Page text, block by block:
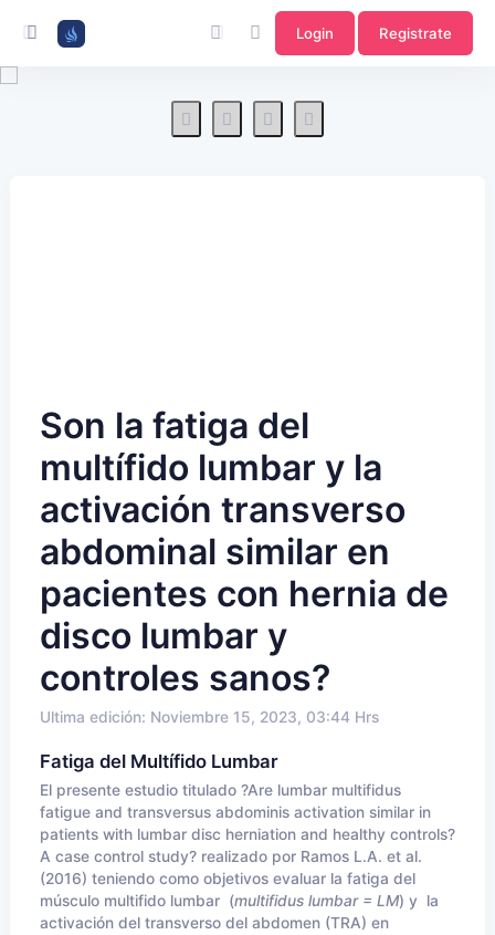
Login Registrate
Son la fatiga del
multífido lumbar y la
activación transverso
abdominal similar en
pacientes con hernia de
disco lumbar y
controles sanos?
Ultima edición: Noviembre 15, 2023, 03:44 Hrs
Fatiga del Multífido Lumbar
El presente estudio titulado ?Are lumbar multifidus
fatigue and transversus abdominis activation similar in
patients with lumbar disc herniation and healthy controls?
A case control study? realizado por Ramos L.A. et al.
(2016) teniendo como objetivos evaluar la fatiga del
músculo multifido lumbar (multifidus lumbar = LM) y la
activación del transverso del abdomen (TRA) en